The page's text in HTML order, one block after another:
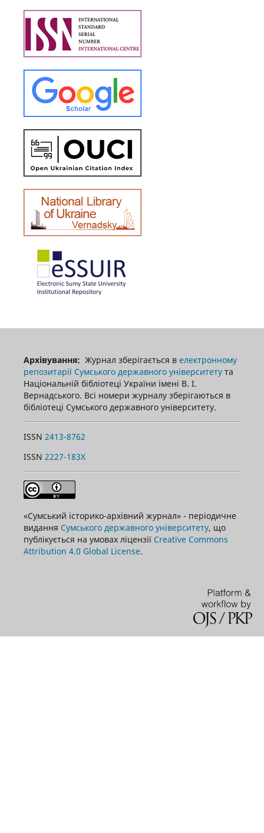
Архівування: Журнал зберігається в електронному
репозитарії Сумського державного університетута
Національній бібліотеці України імені В. І.
Вернадського. Всі номери журналу зберігаються в
бібліотеці Сумського державного університету.
ISSN 2413-8762
ISSN 2227-183X
«Сумський історико-архівний журнал» - періодичне
видання Сумського державного університету, що
публікується на умовах ліцензії Creative Commons
Attribution 4.0 Global License.